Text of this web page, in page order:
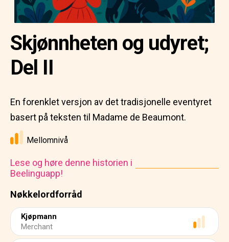
Nøkkelordforråd
Kjøpmann
Merchant
Skjønnheten og udyret;
Del II
En forenklet versjon av det tradisjonelle eventyret
basert på teksten til Madame de Beaumont.
Mellomnivå
Lese og høre denne historien i
Beelinguapp!